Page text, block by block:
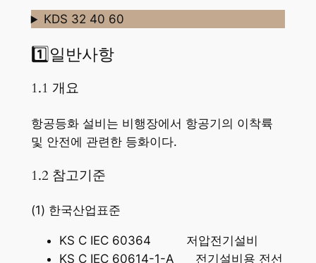
KDS 32 40 60
1️⃣일반사항
1.1 개요
항공등화 설비는 비행장에서 항공기의 이착륙
및 안전에 관련한 등화이다.
1.2 참고기준
(1) 한국산업표준
KS C IEC 60364 저압전기설비
KS C IEC 60614-1-A 전기설비용 전선